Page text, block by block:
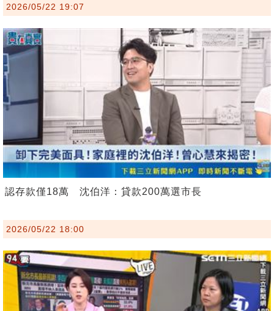
2026/05/22 19:07
認存款僅18萬 沈伯洋：貸款200萬選市長
2026/05/22 18:00